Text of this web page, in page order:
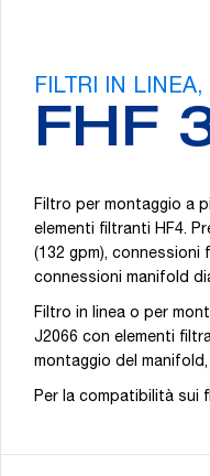
FILTRI IN
FHF
Filtro per montaggio a
elementi filtranti HF4.
(132 gpm), connessioni
connessioni manifold
Filtro in linea o per
J2066 con elementi
montaggio del
Per la compatibilità sui